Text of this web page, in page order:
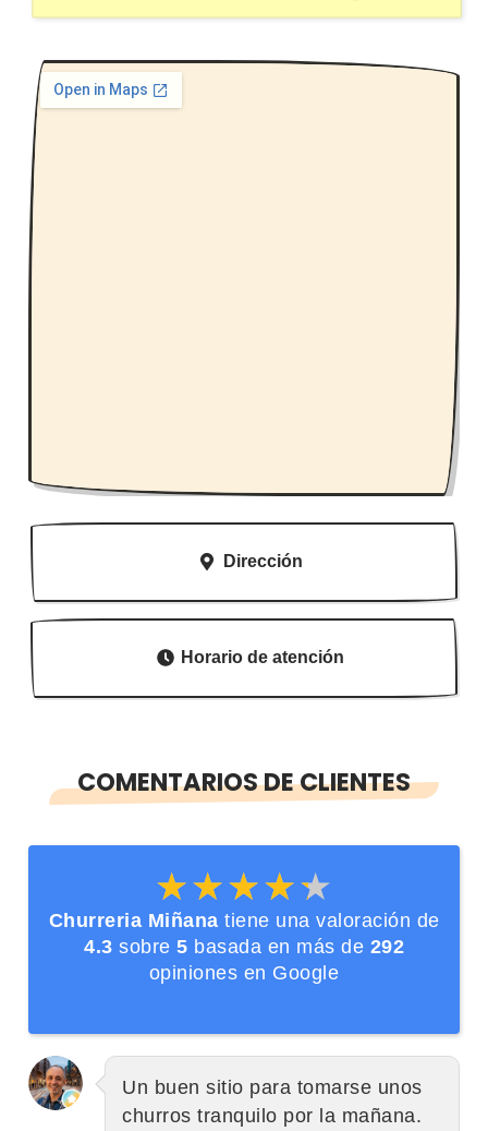
Dirección
Horario de atención
COMENTARIOS DE CLIENTES
★★★★★
★★★★★
Churreria Miñana tiene una valoración de
4.3 sobre 5 basada en más de 292
opiniones en Google
Un buen sitio para tomarse unos
churros tranquilo por la mañana.